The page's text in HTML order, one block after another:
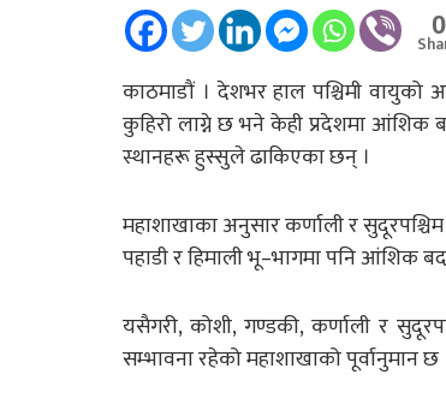
0
काठमाडाैं । देशभर हाल पश्चिमी
कुहिरो लाग्ने छ भने केही प्रदेशमा
स्थानहरू हुस्सुले ढाकिएका छन् ।
महाशाखाका अनुसार कर्णाली र
पहाडी र हिमाली भू–भागमा पनि आंशिक
यसैगरी, कोशी, गण्डकी, कर्णाली र
सम्भावना रहेको महाशाखाको पूर्वानुमान छ